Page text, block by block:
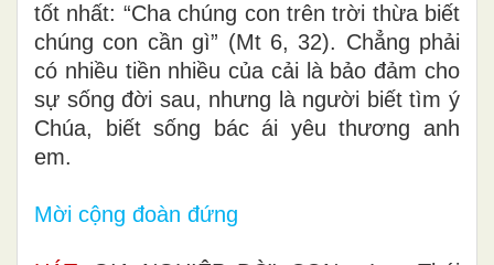
tốt nhất: “Cha chúng con trên trời thừa biết
chúng con cần gì” (Mt 6, 32). Chẳng phải
có nhiều tiền nhiều của cải là bảo đảm cho
sự sống đời sau, nhưng là người biết tìm ý
Chúa, biết sống bác ái yêu thương anh
em.
Mời cộng đoàn đứng